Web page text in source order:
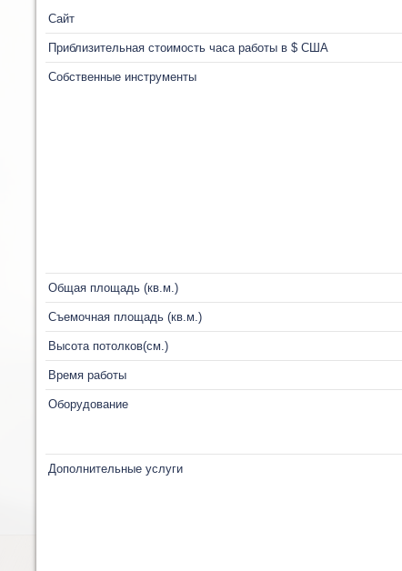
Сайт
Приблизительная стоимость часа работы в $ США
Собственные инструменты
Общая площадь (кв.м.)
Съемочная площадь (кв.м.)
Высота потолков(см.)
Время работы
Оборудование
Дополнительные услуги